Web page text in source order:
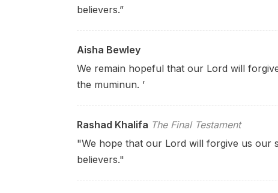
believers.”
Aisha Bewley
We remain hopeful that our Lord will
the muminun. ’
Rashad Khalifa The Final Testament
"We hope that our Lord will forgive us our
believers."